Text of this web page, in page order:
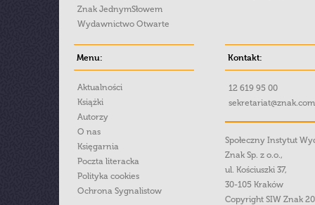
Znak JednymSłowem
Wydawnictwo Otwarte
Menu:
Aktualności
Książki
Autorzy
O nas
Księgarnia
Poczta literacka
Polityka cookies
Ochrona Sygnalistow
Kontakt:
12 619 95 00
Społeczny Instytut
Znak Sp. z o.o.,
ul. Kościuszki 37,
30-105 Kraków
Copyright SIW Znak